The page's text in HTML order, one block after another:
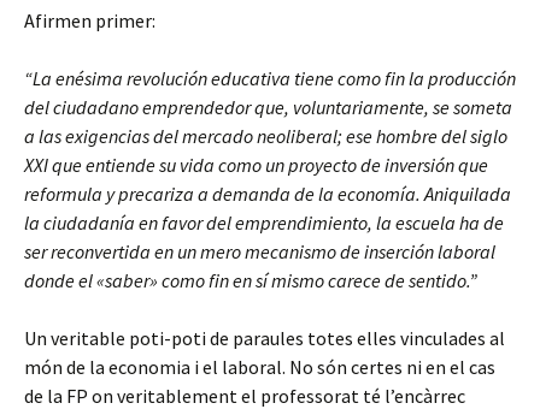
Afirmen primer:
“La enésima revolución educativa tiene como fin la producción
del ciudadano emprendedor que, voluntariamente, se someta
a las exigencias del mercado neoliberal; ese hombre del siglo
XXI que entiende su vida como un proyecto de inversión que
reformula y precariza a demanda de la economía. Aniquilada
la ciudadanía en favor del emprendimiento, la escuela ha de
ser reconvertida en un mero mecanismo de inserción laboral
donde el «saber» como fin en sí mismo carece de sentido.”
Un veritable poti-poti de paraules totes elles vinculades al
món de la economia i el laboral. No són certes ni en el cas
de la FP on veritablement el professorat té l’encàrrec